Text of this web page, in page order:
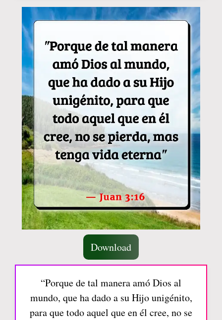
Download
“Porque de tal manera amó Dios al
mundo, que ha dado a su Hijo unigénito,
para que todo aquel que en él cree, no se